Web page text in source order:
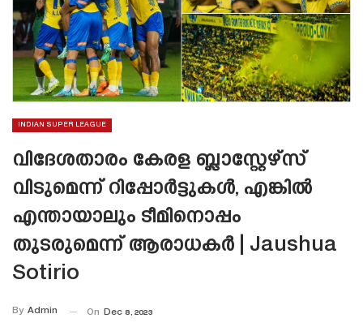
INDIAN SUPER LEAGUE
വിദേശതാരം കേരള ബ്ലാസ്റ്റേഴ്‌സ്
വിടുമെന്ന് റിപ്പോർട്ടുകൾ, എങ്കിൽ
എന്തായാലും ടീമിനൊപ്പം
തുടരുമെന്ന് ആരാധകർ | Jaushua
Sotirio
By Admin On Dec 8, 2023